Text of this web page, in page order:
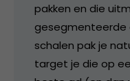
pakken en die
gesegmenteerde
schalen pak je
target je die op